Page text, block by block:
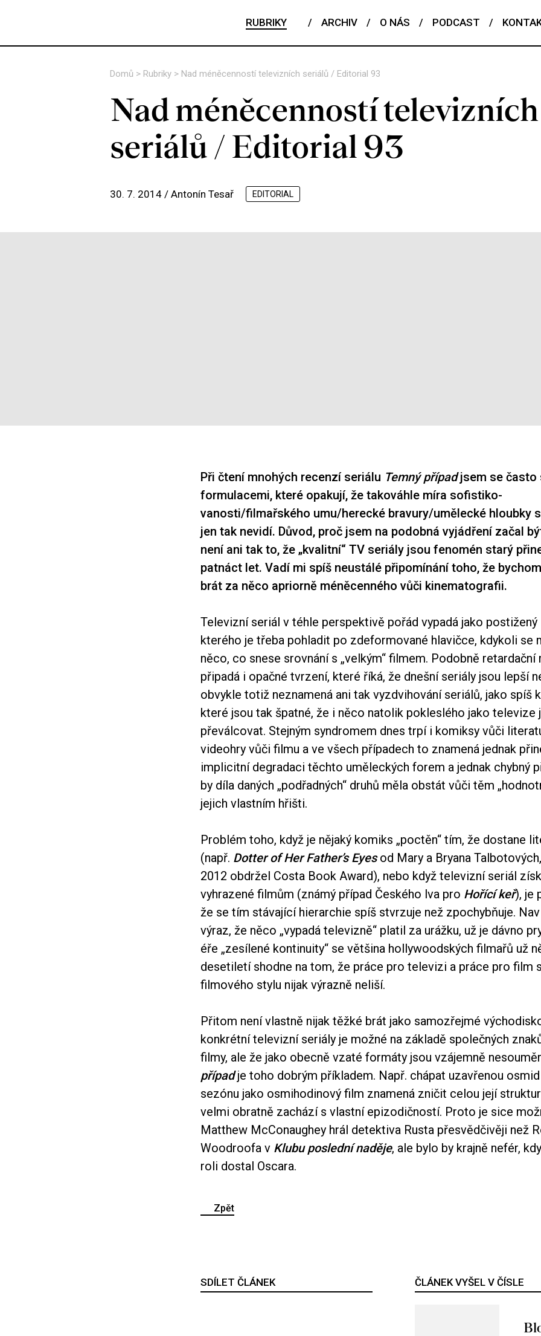
RUBRIKY / ARCHIV / O NÁS / PODCAST /
Domů > Rubriky > Nad méněcenností televizních seriálů / Editorial 93
Nad méněcenností televizních
seriálů / Editorial 93
30. 7. 2014 / Antonín Tesař EDITORIAL
Při čtení mnohých recenzí seriálu Temný případjsem se často
formulacemi, které opakují, že takováhle míra sofistiko-
vanosti/filmařského umu/herecké bravury/umělecké hloubky
jen tak nevidí. Důvod, proč jsem na podobná vyjádření začal
není ani tak to, že „kvalitní“ TV seriály jsou fenomén starý
patnáct let. Vadí mi spíš neustálé připomínání toho, že
brát za něco apriorně méněcenného vůči kinematografii.
Televizní seriál v téhle perspektivě pořád vypadá jako
kterého je třeba pohladit po zdeformované hlavičce, kdykoli se
něco, co snese srovnání s „velkým“ filmem. Podobně
připadá i opačné tvrzení, které říká, že dnešní seriály jsou lepší
obvykle totiž neznamená ani tak vyzdvihování seriálů, jako spíš
které jsou tak špatné, že i něco natolik pokleslého jako televize
převálcovat. Stejným syndromem dnes trpí i komiksy vůči
videohry vůči filmu a ve všech případech to znamená jednak
implicitní degradaci těchto uměleckých forem a jednak chybný
by díla daných „podřadných“ druhů měla obstát vůči těm
jejich vlastním hřišti.
Problém toho, když je nějaký komiks „poctěn“ tím, že dostane
(např. Dotter of Her Father’s Eyesod Mary a Bryana
2012 obdržel Costa Book Award), nebo když televizní seriál
vyhrazené filmům (známý případ Českého lva pro Hořící keř), je
že se tím stávající hierarchie spíš stvrzuje než zpochybňuje.
výraz, že něco „vypadá televizně“ platil za urážku, už je dávno
éře „zesílené kontinuity“ se většina hollywoodských filmařů už
desetiletí shodne na tom, že práce pro televizi a práce pro film
filmového stylu nijak výrazně neliší.
Přitom není vlastně nijak těžké brát jako samozřejmé
konkrétní televizní seriály je možné na základě společných
filmy, ale že jako obecně vzaté formáty jsou vzájemně
případje toho dobrým příkladem. Např. chápat uzavřenou
sezónu jako osmihodinový film znamená zničit celou její
velmi obratně zachází s vlastní epizodičností. Proto je sice
Matthew McConaughey hrál detektiva Rusta přesvědčivěji než
Woodroofa v Klubu poslední naděje, ale bylo by krajně nefér,
roli dostal Oscara.
Zpět
SDÍLET ČLÁNEK ČLÁNEK VYŠEL V ČÍSLE